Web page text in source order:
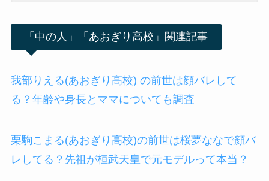
「中の人」「あおぎり高校」関連記事
我部りえる(あおぎり高校) の前世は顔バレして
る？年齢や身長とママについても調査
栗駒こまる(あおぎり高校)の前世は桜夢ななで顔バ
レしてる？先祖が桓武天皇で元モデルって本当？